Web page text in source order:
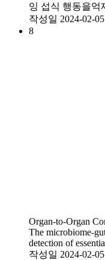
잉 섭식 행동을억
작성일 2024-02-05
8
Organ-to-Organ
The microbiome-
detection of
작성일 2024-02-05